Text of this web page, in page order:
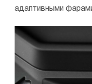
адаптивными